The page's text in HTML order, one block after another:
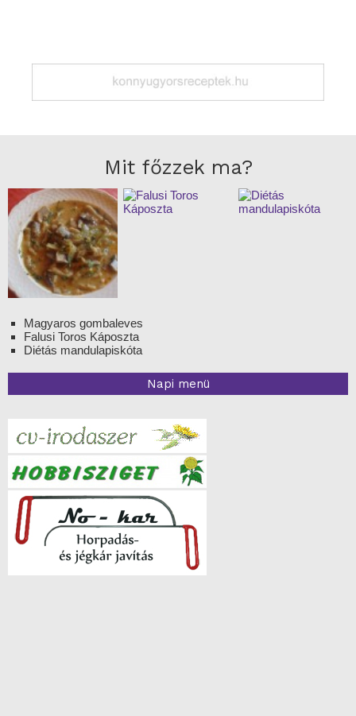
Mit főzzek ma?
Magyaros gombaleves
Falusi Toros Káposzta
Diétás mandulapiskóta
Napi menü